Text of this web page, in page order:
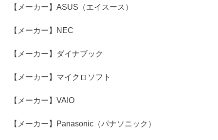
【メーカー】ASUS（エイスース）
【メーカー】NEC
【メーカー】ダイナブック
【メーカー】マイクロソフト
【メーカー】VAIO
【メーカー】Panasonic（パナソニック）